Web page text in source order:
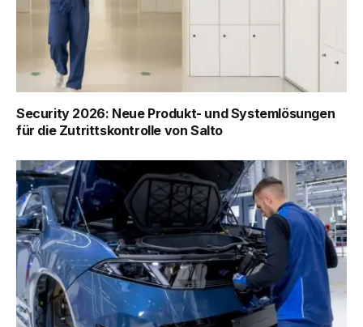
Security 2026: Neue Produkt- und Systemlösungen
für die Zutrittskontrolle von Salto